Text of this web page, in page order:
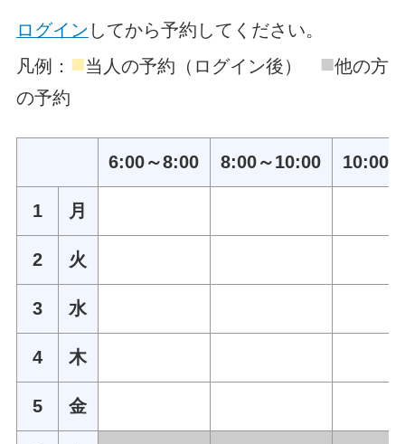
ログイン してから予約してください。
凡例： ■当人の予約（ログイン後） ■他の方
の予約
6:00～8:00 8:00～10:00 10:00
1 月
2 火
3 水
4 木
5 金